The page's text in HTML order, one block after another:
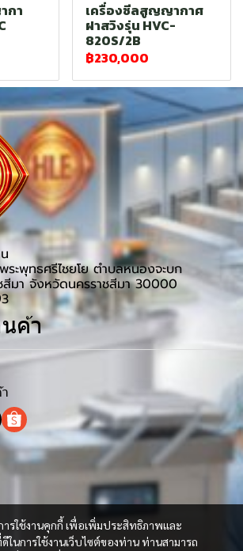
กา เครื่องซีลสูญญากาศ
ฝาสวิงรุ่น HVC-
820S/2B
฿230,000
ารใช้งานคุกกี้ เพื่อเพิ่มประสิทธิภาพและ
นการใช้งานเว็บไซต์ของท่าน ท่านสามารถ
ะพุทธศรีไชยโย ตำบลหนองจะบก
สีมา จังหวัดนครราชสีมา 30000
ค้า